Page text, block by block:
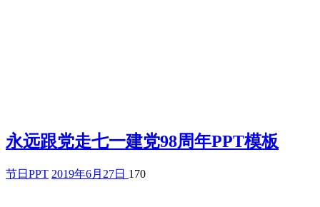
永远跟党走七一建党98周年PPT模板
节日PPT 2019年6月27日 170